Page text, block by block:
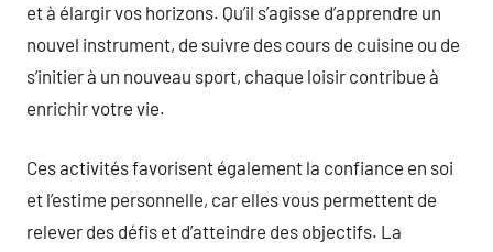
et à élargir vos horizons. Qu’il s’agisse d’apprendre un
nouvel instrument, de suivre des cours de cuisine ou de
s’initier à un nouveau sport, chaque loisir contribue à
enrichir votre vie.
Ces activités favorisent également la confiance en soi
et l’estime personnelle, car elles vous permettent de
relever des défis et d’atteindre des objectifs. La